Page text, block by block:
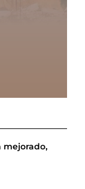
mejorado,